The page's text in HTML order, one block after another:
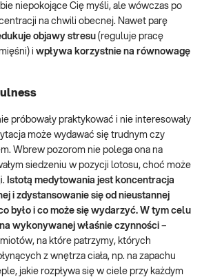
niepokojące Cię myśli, ale wówczas po
na chwili obecnej. Nawet parę
objawy stresu (reguluje pracę
i wpływa korzystnie na równowagę
próbowały praktykować i nie interesowały
może wydawać się trudnym czy
Wbrew pozorom nie polega ona na
siedzeniu w pozycji lotosu, choć może
Istotą medytowania jest koncentracja
i zdystansowanie się od nieustannej
było i co może się wydarzyć. W tym celu
wykonywanej właśnie czynności –
na które patrzymy, których
z wnętrza ciała, np. na zapachu
jakie rozpływa się w ciele przy każdym